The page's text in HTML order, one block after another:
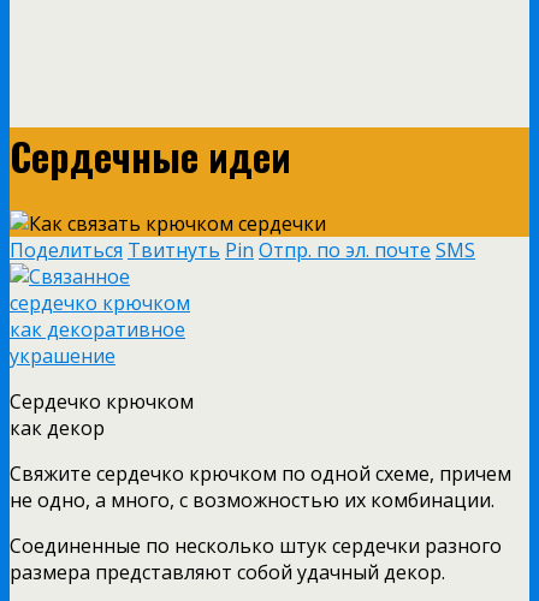
Сердечные идеи
Поделиться Твитнуть Pin Отпр. по эл. почте SMS
Сердечко крючком
как декор
Свяжите сердечко крючком по одной схеме, причем
не одно, а много, с возможностью их комбинации.
Соединенные по несколько штук сердечки разного
размера представляют собой удачный декор.